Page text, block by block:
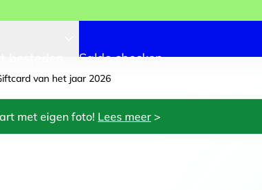
Saldo checken
van het jaar 2026
met eigen foto! Lees meer >